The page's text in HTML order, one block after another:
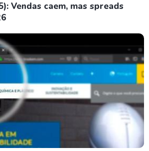
Vendas caem, mas spreads